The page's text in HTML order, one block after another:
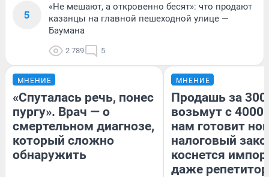
5
«Не мешают, а откровенно бесят»: что продают
казанцы на главной пешеходной улице —
Баумана
2 789 5
МНЕНИЕ
«Спуталась речь, понес
пургу». Врач — о
смертельном диагнозе,
который сложно
обнаружить
МНЕНИЕ
Продашь за
возьмут с
нам готовит
налоговый
коснется
даже